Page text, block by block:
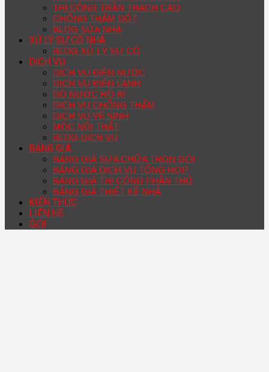
THI CÔNG TRẦN THẠCH CAO
CHỐNG THẤM DỘT
BLOG SỬA NHÀ
XỬ LÝ SỰ CỐ NHÀ
BLOG XỬ LÝ SỰ CỐ
DỊCH VỤ
DỊCH VỤ ĐIỆN NƯỚC
DỊCH VỤ ĐIỆN LẠNH
DÒ NƯỚC RÒ RỈ
DỊCH VỤ CHỐNG THẤM
DỊCH VỤ VỆ SINH
MỘC NỘI THẤT
BLOG DỊCH VỤ
BẢNG GIÁ
BẢNG GIÁ SỬA CHỮA TRỌN GÓI
BẢNG GIÁ DỊCH VỤ TỔNG HỢP
BẢNG GIÁ THI CÔNG PHẦN THÔ
BẢNG GIÁ THIẾT KẾ NHÀ
KIẾN THỨC
LIÊN HỆ
GỌI